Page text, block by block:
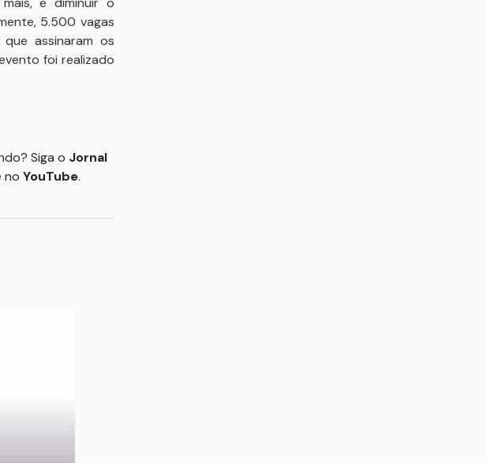
5.500 vagas
assinaram os
foi realizado
Siga o Jornal
no YouTube.